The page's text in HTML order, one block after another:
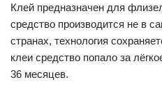
Клей предназначен для
средство производится не в
странах, технология
клеи средство попало за
36 месяцев.